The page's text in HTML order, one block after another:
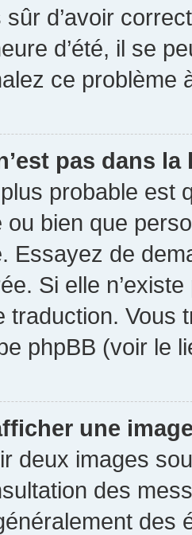
d’avoir
d’été, il se
ce problème
pas dans la
probable est
bien que
Essayez de
Si elle
traduction. Vous
phpBB (voir le
une
deux images
des
des